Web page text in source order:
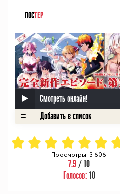
ПОСТЕР
Смотреть онлайн!
Просмотры: 3 606
7.9/ 10
Голосов: 10